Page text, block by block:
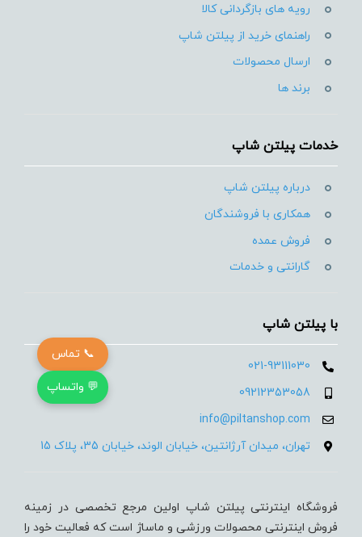
رویه های بازگردانی کالا
راهنمای خرید از پیلتن شاپ
ارسال محصولات
برند ها
خدمات پیلتن شاپ
درباره پیلتن شاپ
همکاری با فروشندگان
فروش عمده
گارانتی و خدمات
با پیلتن شاپ
021-93111030
09212353058
info@piltanshop.com
تهران، میدان آرژانتین، خیابان الوند، خیابان 35، پلاک 15
فروشگاه اینترنتی پیلتن شاپ اولین مرجع تخصصی در زمینه
فروش اینترنتی محصولات ورزشی و ماساژ است که فعالیت خود را
📞 تماس
💬 واتساپ